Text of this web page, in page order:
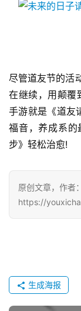
第
十
三
届
金
茶
7
0
尽管道友节的活
在继续，用颠覆
手游就是《道友
福音，养成系的
步》轻松治愈!
原创文章，作者
https://
生成海报